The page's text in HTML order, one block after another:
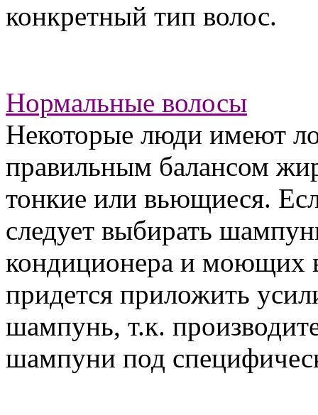
конкретный тип волос.
Нормальные волосы
Некоторые люди имеют
правильным балансом
тонкие или вьющиеся.
следует выбирать
кондиционера и моющих
придется приложить
шампунь, т.к.
шампуни под